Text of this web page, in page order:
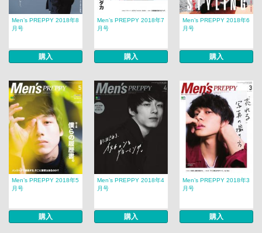
Men’s PREPPY 2018年8
月号
購入
Men’s PREPPY 2018年7
月号
購入
Men’s PREPPY 2018年6
月号
購入
Men’s PREPPY 2018年5
月号
購入
Men’s PREPPY 2018年4
月号
購入
Men’s PREPPY 2018年3
月号
購入